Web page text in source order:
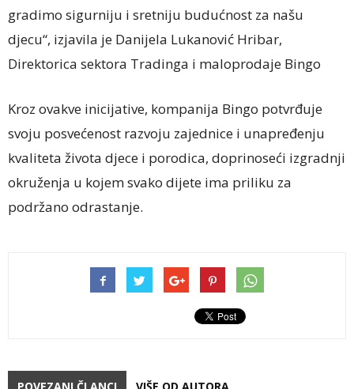
gradimo sigurniju i sretniju budućnost za našu
djecu“, izjavila je Danijela Lukanović Hribar,
Direktorica sektora Tradinga i maloprodaje Bingo
Kroz ovakve inicijative, kompanija Bingo potvrđuje
svoju posvećenost razvoju zajednice i unapređenju
kvaliteta života djece i porodica, doprinoseći izgradnji
okruženja u kojem svako dijete ima priliku za
podržano odrastanje.